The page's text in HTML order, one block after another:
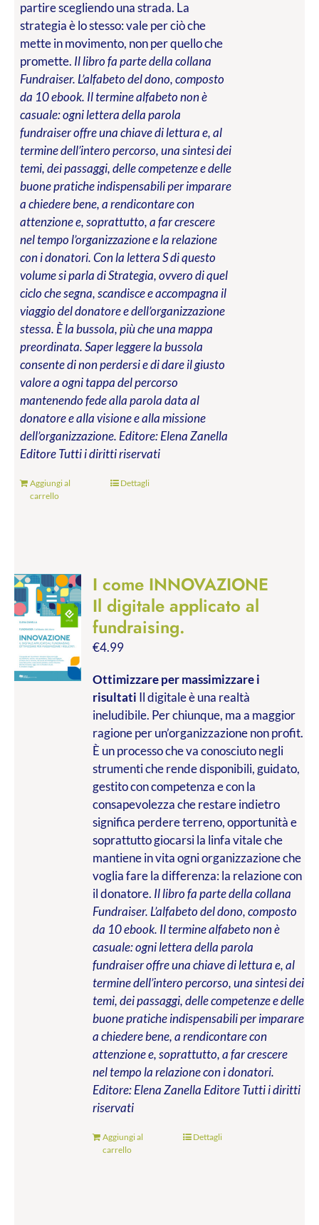
partire scegliendo una strada. La
strategia è lo stesso: vale per ciò che
mette in movimento, non per quello che
promette. Il libro fa parte della collana
Fundraiser. L’alfabeto del dono, composto
da 10 ebook. Il termine alfabeto non è
casuale: ogni lettera della parola
fundraiser offre una chiave di lettura e, al
termine dell’intero percorso, una sintesi dei
temi, dei passaggi, delle competenze e delle
buone pratiche indispensabili per imparare
a chiedere bene, a rendicontare con
attenzione e, soprattutto, a far crescere
nel tempo l’organizzazione e la relazione
con i donatori. Con la lettera S di questo
volume si parla di Strategia, ovvero di quel
ciclo che segna, scandisce e accompagna il
viaggio del donatore e dell’organizzazione
stessa. È la bussola, più che una mappa
preordinata. Saper leggere la bussola
consente di non perdersi e di dare il giusto
valore a ogni tappa del percorso
mantenendo fede alla parola data al
donatore e alla visione e alla missione
dell’organizzazione. Editore: Elena Zanella
EditoreTutti i diritti riservati
Aggiungi al
carrello
Dettagli
I come INNOVAZIONE
Il digitale applicato al
fundraising.
€4.99
Ottimizzare per massimizzare i
risultati Il digitale è una realtà
ineludibile. Per chiunque, ma a maggior
ragione per un’organizzazione non profit.
È un processo che va conosciuto negli
strumenti che rende disponibili, guidato,
gestito con competenza e con la
consapevolezza che restare indietro
significa perdere terreno, opportunità e
soprattutto giocarsi la linfa vitale che
mantiene in vita ogni organizzazione che
voglia fare la differenza: la relazione con
il donatore. Il libro fa parte della collana
Fundraiser. L’alfabeto del dono, composto
da 10 ebook. Il termine alfabeto non è
casuale: ogni lettera della parola
fundraiser offre una chiave di lettura e, al
termine dell’intero percorso, una sintesi dei
temi, dei passaggi, delle competenze e delle
buone pratiche indispensabili per imparare
a chiedere bene, a rendicontare con
attenzione e, soprattutto, a far crescere
nel tempo la relazione con i donatori.
Editore: Elena Zanella EditoreTutti i diritti
riservati
Aggiungi al
carrello
Dettagli